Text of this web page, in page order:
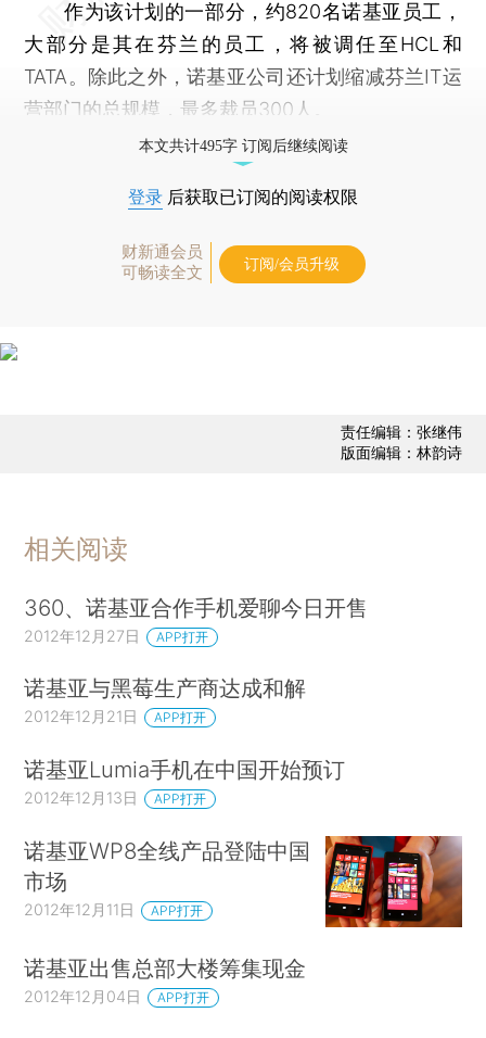
作为该计划的一部分，约820名诺基亚员工，
大部分是其在芬兰的员工，将被调任至HCL和
TATA。除此之外，诺基亚公司还计划缩减芬兰IT运
营部门的总规模，最多裁员300人。
本文共计495字 订阅后继续阅读
登录 后获取已订阅的阅读权限
财新通会员
可畅读全文
订阅/会员升级
责任编辑：张继伟
版面编辑：林韵诗
相关阅读
360、诺基亚合作手机爱聊今日开售
2012年12月27日 APP打开
诺基亚与黑莓生产商达成和解
2012年12月21日 APP打开
诺基亚Lumia手机在中国开始预订
2012年12月13日 APP打开
诺基亚WP8全线产品登陆中国
市场
2012年12月11日 APP打开
诺基亚出售总部大楼筹集现金
2012年12月04日 APP打开